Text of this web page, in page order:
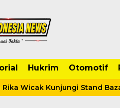
Hukrim Otomotif
Wicak Kunjungi Stand